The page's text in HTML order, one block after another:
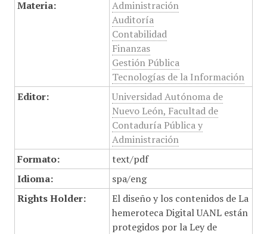
Materia:
Administración
Auditoría
Contabilidad
Finanzas
Gestión Pública
Tecnologías de la Información
Editor:
Universidad Autónoma de
Nuevo León, Facultad de
Contaduría Pública y
Administración
Formato:
text/pdf
Idioma:
spa/eng
Rights Holder:
El diseño y los contenidos de La
hemeroteca Digital UANL están
protegidos por la Ley de